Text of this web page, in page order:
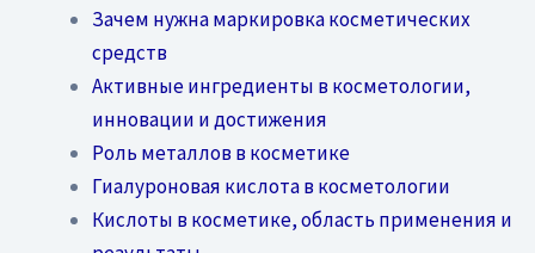
Зачем нужна маркировка косметических
средств
Активные ингредиенты в косметологии,
инновации и достижения
Роль металлов в косметике
Гиалуроновая кислота в косметологии
Кислоты в косметике, область применения и